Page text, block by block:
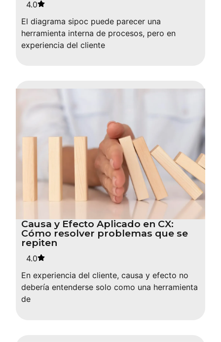
4.0
El diagrama sipoc puede parecer una
herramienta interna de procesos, pero en
experiencia del cliente
Causa y Efecto Aplicado en CX:
Cómo resolver problemas que se
repiten
4.0
En experiencia del cliente, causa y efecto no
debería entenderse solo como una herramienta
de